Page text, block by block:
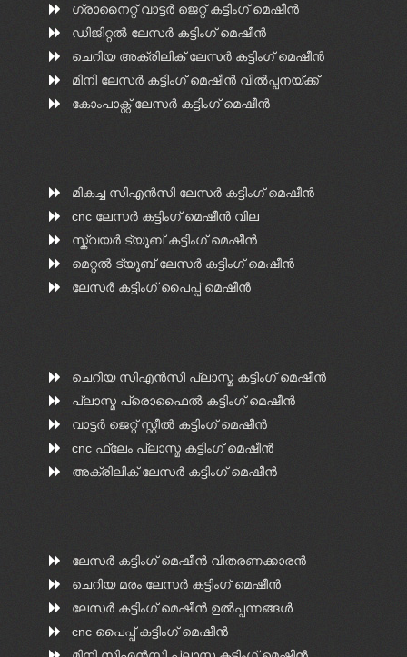
ഗ്രാനൈറ്റ് വാട്ടർ ജെറ്റ് കട്ടിംഗ് മെഷീൻ
ഡിജിറ്റൽ ലേസർ കട്ടിംഗ് മെഷീൻ
ചെറിയ അക്രിലിക് ലേസർ കട്ടിംഗ് മെഷീൻ
മിനി ലേസർ കട്ടിംഗ് മെഷീൻ വിൽപ്പനയ്ക്ക്
കോംപാക്റ്റ് ലേസർ കട്ടിംഗ് മെഷീൻ
മികച്ച സിഎൻ‌സി ലേസർ കട്ടിംഗ് മെഷീൻ
cnc ലേസർ കട്ടിംഗ് മെഷീൻ വില
സ്ക്വയർ ട്യൂബ് കട്ടിംഗ് മെഷീൻ
മെറ്റൽ ട്യൂബ് ലേസർ കട്ടിംഗ് മെഷീൻ
ലേസർ കട്ടിംഗ് പൈപ്പ് മെഷീൻ
ചെറിയ സി‌എൻ‌സി പ്ലാസ്മ കട്ടിംഗ് മെഷീൻ
പ്ലാസ്മ പ്രൊഫൈൽ കട്ടിംഗ് മെഷീൻ
വാട്ടർ ജെറ്റ് സ്റ്റീൽ കട്ടിംഗ് മെഷീൻ
cnc ഫ്ലേം പ്ലാസ്മ കട്ടിംഗ് മെഷീൻ
അക്രിലിക് ലേസർ കട്ടിംഗ് മെഷീൻ
ലേസർ കട്ടിംഗ് മെഷീൻ വിതരണക്കാരൻ
ചെറിയ മരം ലേസർ കട്ടിംഗ് മെഷീൻ
ലേസർ കട്ടിംഗ് മെഷീൻ ഉൽപ്പന്നങ്ങൾ
cnc പൈപ്പ് കട്ടിംഗ് മെഷീൻ